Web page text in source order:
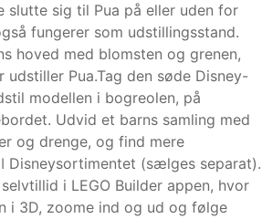
slutte sig til Pua på eller uden for
fungerer som udstillingsstand.
hoved med blomsten og grenen,
udstiller Pua.Tag den søde Disney-
modellen i bogreolen, på
Udvid et barns samling med
og drenge, og find mere
Disneysortimentet (sælges separat).
i LEGO Builder appen, hvor
i 3D, zoome ind og ud og følge